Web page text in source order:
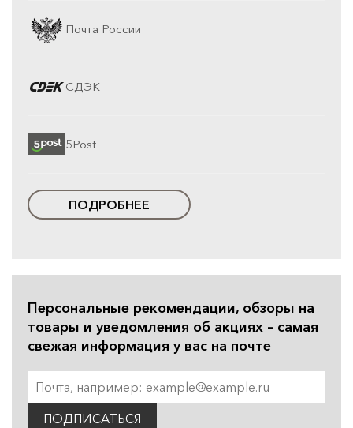
Почта России
СДЭК
5Post
ПОДРОБНЕЕ
Персональные рекомендации, обзоры на
товары и уведомления об акциях – самая
свежая информация у вас на почте
ПОДПИСАТЬСЯ